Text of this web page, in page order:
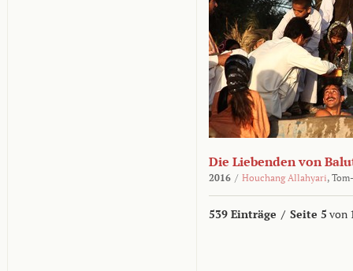
Die Liebenden von
2016 / Houchang Allahyari,
539 Einträge / Seite 5 von